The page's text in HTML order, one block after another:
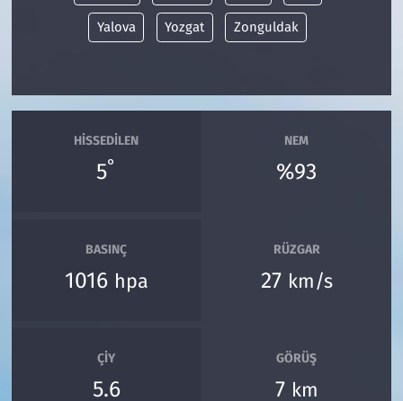
Yalova Yozgat Zonguldak
HISSEDILEN
5°
NEM
%93
BASINÇ
1016 hpa
RÜZGAR
27 km/s
ÇIY
5.6
GÖRÜŞ
7 km